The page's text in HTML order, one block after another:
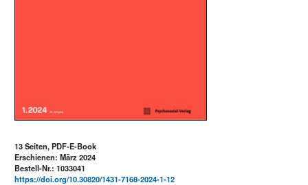
13 Seiten, PDF-E-Book
Erschienen: März 2024
Bestell-Nr.: 1033041
https://doi.org/10.30820/1431-7168-2024-1-12